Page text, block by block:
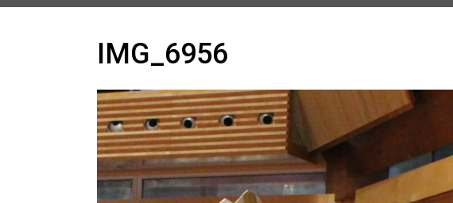
IMG_6956